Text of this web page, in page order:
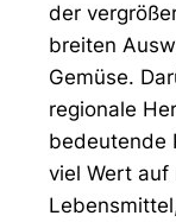
der
breiten
Gemüse.
regionale
bedeutende
viel Wert auf